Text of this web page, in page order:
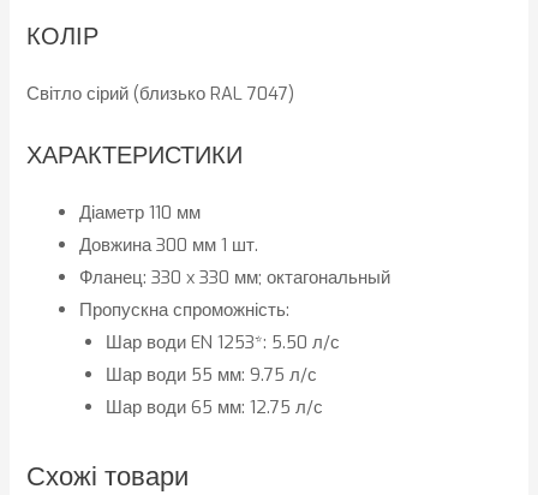
КОЛІР
Світло сірий (близько RAL 7047)
ХАРАКТЕРИСТИКИ
Діаметр 110 мм
Довжина 300 мм 1 шт.
Фланец: 330 x 330 мм; октагональный
Пропускна спроможність:
Шар води EN 1253*: 5.50 л/с
Шар води 55 мм: 9.75 л/с
Шар води 65 мм: 12.75 л/с
Схожі товари